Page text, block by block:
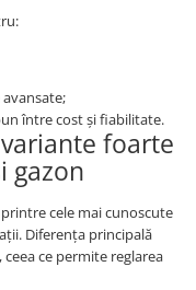
între cost și fiabilitate.
variante foarte
gazon
cele mai cunoscute
Diferența principală
, ceea ce permite reglarea